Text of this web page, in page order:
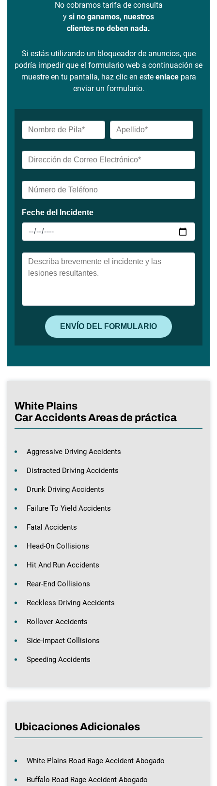
No cobramos tarifa de consulta
y si no ganamos, nuestros
clientes no deben nada.
Si estás utilizando un bloqueador de anuncios, que
podría impedir que el formulario web a continuación se
muestre en tu pantalla, haz clic en este enlacepara
enviar un formulario.
White Plains
Car Accidents Areas de práctica
Aggressive Driving Accidents
Distracted Driving Accidents
Drunk Driving Accidents
Failure To Yield Accidents
Fatal Accidents
Head-On Collisions
Hit And Run Accidents
Rear-End Collisions
Reckless Driving Accidents
Rollover Accidents
Side-Impact Collisions
Speeding Accidents
Ubicaciones Adicionales
White Plains Road Rage Accident Abogado
Buffalo Road Rage Accident Abogado